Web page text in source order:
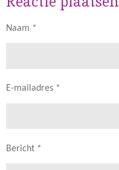
e
Naam *
E-mailadres *
Bericht *